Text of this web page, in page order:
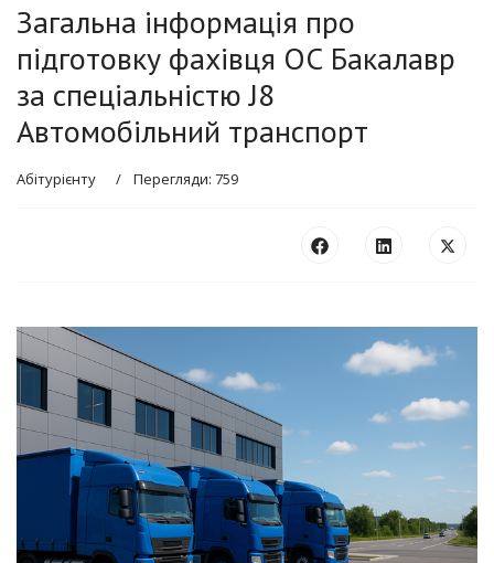
Загальна інформація про
підготовку фахівця ОС Бакалавр
за спеціальністю J8
Автомобільний транспорт
Абітурієнту Перегляди: 759